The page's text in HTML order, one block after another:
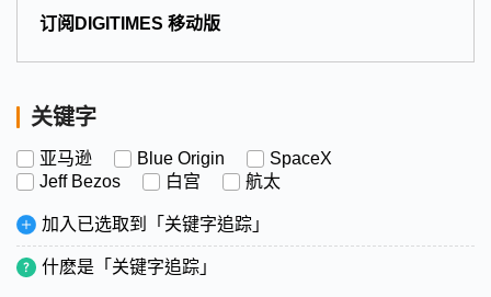
订阅DIGITIMES 移动版
关键字
亚马逊 Blue Origin
SpaceX
Jeff Bezos
白宫 航太
加入已选取到「关键字追踪」
什麽是「关键字追踪」